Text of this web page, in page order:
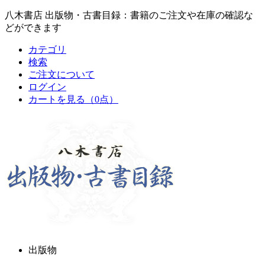
八木書店 出版物・古書目録：書籍のご注文や在庫の確認な
どができます
カテゴリ
検索
ご注文について
ログイン
カートを見る
（0点）
出版物